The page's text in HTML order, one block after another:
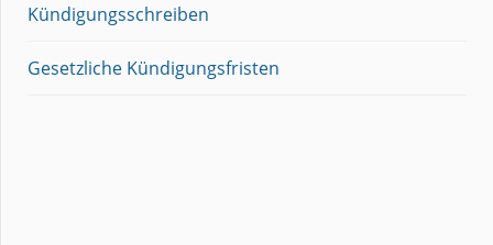
Kündigungsschreiben
Gesetzliche Kündigungsfristen